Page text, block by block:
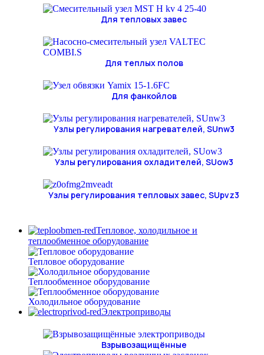
Для тепловых завес
Для теплых полов
Для фанкойлов
Узлы регулирования нагревателей, SUnw3
Узлы регулирования охладителей, SUow3
Узлы регулирования тепловых завес, SUpvz3
Тепловое, холодильное и
теплообменное оборудование
Тепловое оборудование
Теплообменное оборудование
Холодильное оборудование
Электроприводы
Взрывозащищённые